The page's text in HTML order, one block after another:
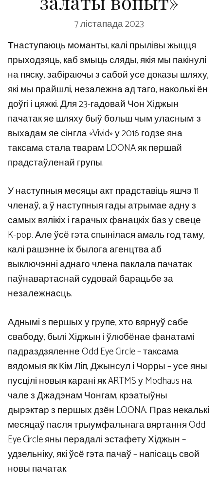
7 лістапада 2023
Тнаступаюць моманты, калі прылівы жыцця
прыходзяць, каб змыць сляды, якія мы пакінулі
на пяску, забіраючы з сабой усе доказы шляху,
які мы прайшлі, незалежна ад таго, наколькі ён
доўгі і цяжкі. Для 23-гадовай Чон Хіджын
пачатак яе шляху быў больш чым уласным: з
выхадам яе сінгла «Vivid» у 2016 годзе яна
таксама стала тварам LOONA як першай
прадстаўленай групы.
У наступныя месяцы акт прадставіць яшчэ 11
членаў, а ў наступныя гады атрымае адну з
самых вялікіх і гарачых фанацкіх баз у свеце
K-pop. Але ўсё гэта спынілася амаль год таму,
калі рашэнне іх былога агенцтва аб
выключэнні аднаго члена паклала пачатак
паўнавартаснай судовай барацьбе за
незалежнасць.
Аднымі з першых у групе, хто вярнуў сабе
свабоду, былі Хіджын і ўлюбёнае фанатамі
падраздзяленне Odd Eye Circle – таксама
вядомыя як Кім Ліп, Джынсул і Чорры – усе яны
пусцілі новыя карані як ARTMS у Modhaus на
чале з Джадэнам Чонгам, крэатыўны
дырэктар з першых дзён LOONA. Праз некалькі
месяцаў пасля трыумфальнага вяртання Odd
Eye Circle яны перадалі эстафету Хіджын –
удзельніку, які ўсё гэта пачаў – напісаць свой
новы пачатак.